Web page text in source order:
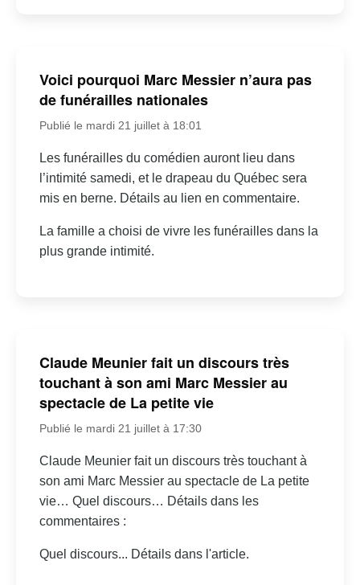
Voici pourquoi Marc Messier n’aura pas
de funérailles nationales
Publié le mardi 21 juillet à 18:01
Les funérailles du comédien auront lieu dans
l’intimité samedi, et le drapeau du Québec sera
mis en berne. Détails au lien en commentaire.
La famille a choisi de vivre les funérailles dans la
plus grande intimité.
Claude Meunier fait un discours très
touchant à son ami Marc Messier au
spectacle de La petite vie
Publié le mardi 21 juillet à 17:30
Claude Meunier fait un discours très touchant à
son ami Marc Messier au spectacle de La petite
vie… Quel discours… Détails dans les
commentaires :
Quel discours... Détails dans l'article.